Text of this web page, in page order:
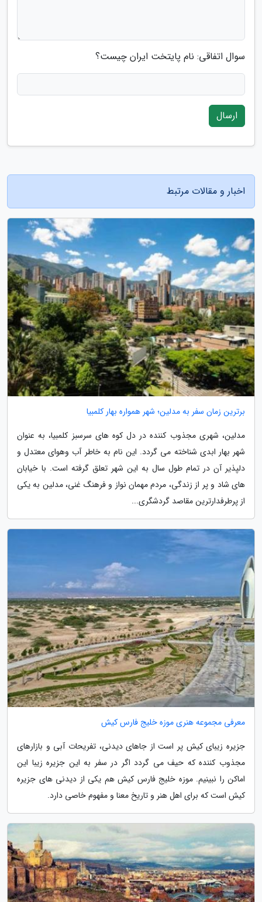
سوال اتفاقی: نام پایتخت ایران چیست؟
ارسال
اخبار و مقالات مرتبط
برترین زمان سفر به مدلین؛ شهر همواره بهار کلمبیا
مدلین، شهری مجذوب کننده در دل کوه های سرسبز کلمبیا، به عنوان
شهر بهار ابدی شناخته می گردد. این نام به خاطر آب وهوای معتدل و
دلپذیر آن در تمام طول سال به این شهر تعلق گرفته است. با خیابان
های شاد و پر از زندگی، مردم مهمان نواز و فرهنگ غنی، مدلین به یکی
از پرطرفدارترین مقاصد گردشگری...
معرفی مجموعه هنری موزه خلیج فارس کیش
جزیره زیبای کیش پر است از جاهای دیدنی، تفریحات آبی و بازارهای
مجذوب کننده که حیف می گردد اگر در سفر به این جزیره زیبا این
اماکن را نبینیم. موزه خلیج فارس کیش هم یکی از دیدنی های جزیره
کیش است که برای اهل هنر و تاریخ معنا و مفهوم خاصی دارد.